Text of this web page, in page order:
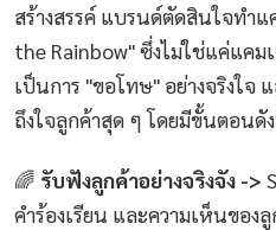
สร้างสรรค์ แบรนด์ตัดสินใจทำ
the Rainbow" ซึ่งไม่ใช่แค่แคม
เป็นการ "ขอโทษ" อย่างจริงใจ
ถึงใจลูกค้าสุด ๆ โดยมีขั้นตอนดั
🌈 รับฟังลูกค้าอย่างจริงจัง ->
คำร้องเรียน และความเห็นของ